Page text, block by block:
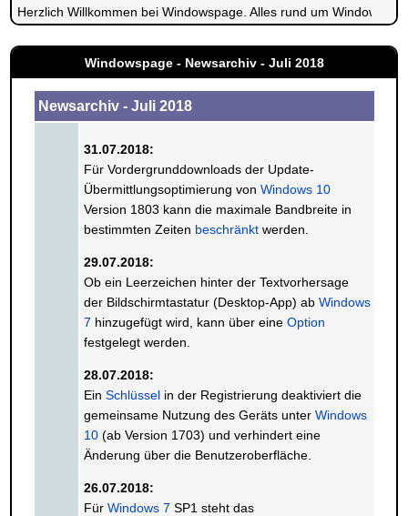
Herzlich Willkommen bei Windowspage. Alles rund um Windows.
Windowspage - Newsarchiv - Juli 2018
Newsarchiv - Juli 2018
31.07.2018:
Für Vordergrunddownloads der Update-
Übermittlungsoptimierung von Windows 10
Version 1803 kann die maximale Bandbreite in
bestimmten Zeiten beschränktwerden.
29.07.2018:
Ob ein Leerzeichen hinter der Textvorhersage
der Bildschirmtastatur (Desktop-App) ab Windows
7 hinzugefügt wird, kann über eine Option
festgelegt werden.
28.07.2018:
Ein Schlüsselin der Registrierung deaktiviert die
gemeinsame Nutzung des Geräts unter Windows
10(ab Version 1703) und verhindert eine
Änderung über die Benutzeroberfläche.
26.07.2018:
Für Windows 7 SP1 steht das